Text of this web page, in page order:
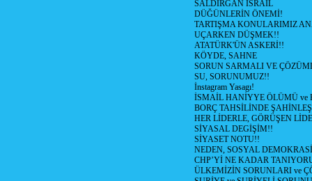
SALDIRGAN İSRAİL
DÜĞÜNLERİN ÖNEMİ!
TARTIŞMA KONULARIMIZ
UÇARKEN DÜŞMEK!!
ATATÜRK'ÜN ASKERİ!!
KÖYDE, SAHNE
SORUN SARMALI VE
SU, SORUNUMUZ!!
İnstagram Yasagı!
İSMAİL HANİYYE ÖLÜMÜ ve
BORÇ TAHSİLİNDE
HER LİDERLE, GÖRÜŞEN
SİYASAL DEGİŞİM!!
SİYASET NOTU!!
NEDEN, SOSYAL
CHP’Yİ NE KADAR
ÜLKEMİZİN SORUNLARI ve